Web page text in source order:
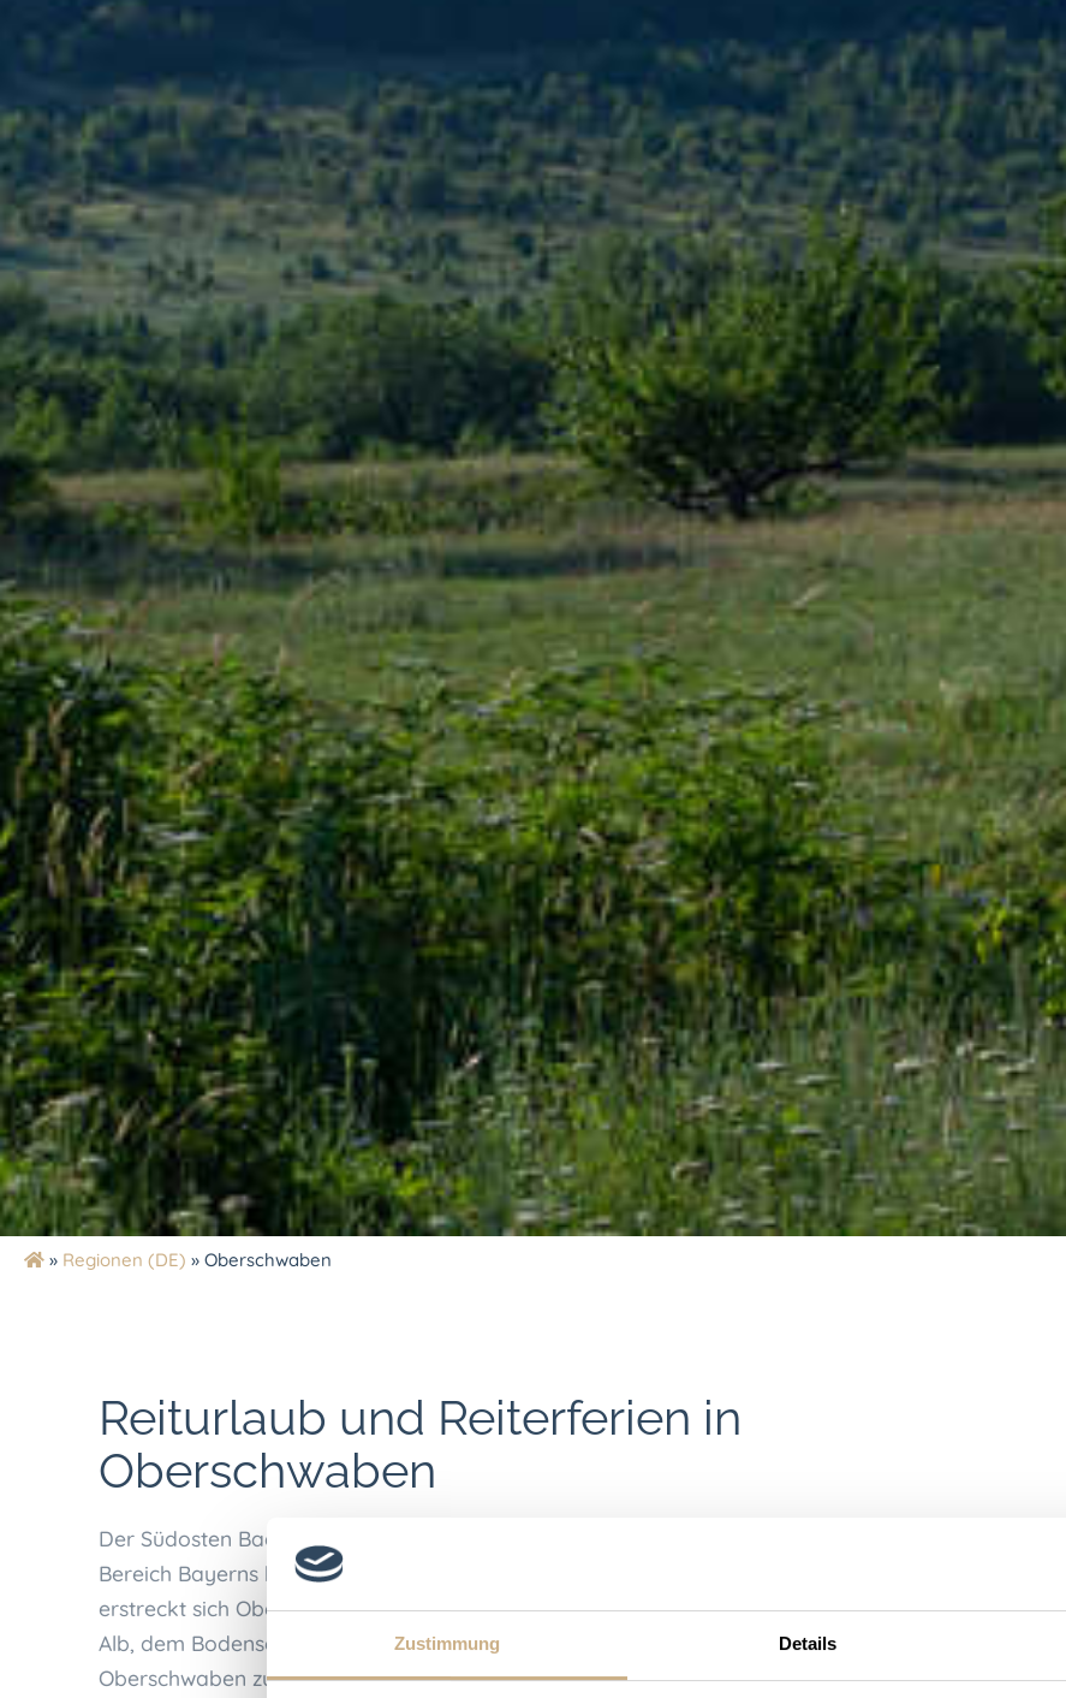
Zustimmung Details
» Regionen (DE) » Oberschwaben
Reiturlaub und Reiterferien in
Oberschwaben
Der Südosten Baden-Württembergs und zum Teil der südwestliche
Bereich Bayerns bilden die Region Oberschwaben. Genauer gesagt
erstreckt sich Oberschwaben in einem Dreieck bis zur Schwäbischen
Alb, dem Bodensee und dem Lech. Reiterferien oder Reiturlaub in
Oberschwaben zu machen bedeutet, eine abwechslungsreiche